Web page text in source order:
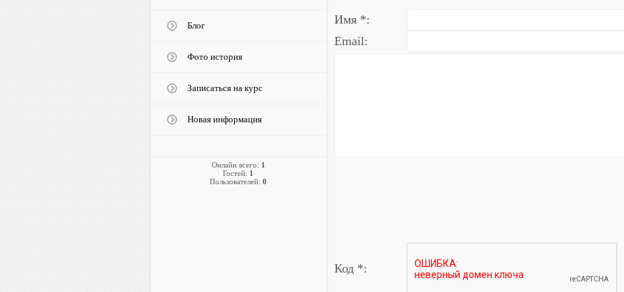
Блог
Фото история
Записаться на курс
Новая информация
Онлайн всего: 1
Гостей: 1
Пользователей: 0
Имя *:
Email:
Код *: